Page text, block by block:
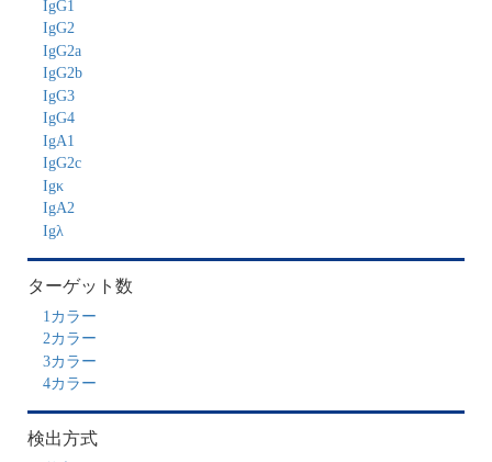
IgG1
IgG2
IgG2a
IgG2b
IgG3
IgG4
IgA1
IgG2c
Igκ
IgA2
Igλ
ターゲット数
1カラー
2カラー
3カラー
4カラー
検出方式